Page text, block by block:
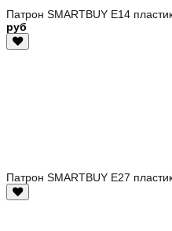
Патрон SMARTBUY Е14
руб
Патрон SMARTBUY Е27